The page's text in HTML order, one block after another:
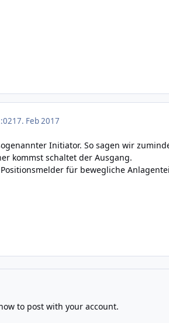
17. Feb 2017
Initiator. So sagen wir
kommst schaltet der Ausgang.
für bewegliche
to post with your account.